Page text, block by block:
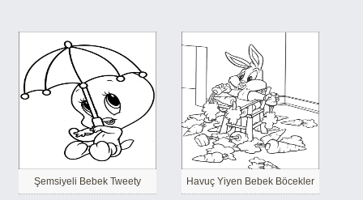
Şemsiyeli Bebek Tweety Havuç Yiyen Bebek Böcekler